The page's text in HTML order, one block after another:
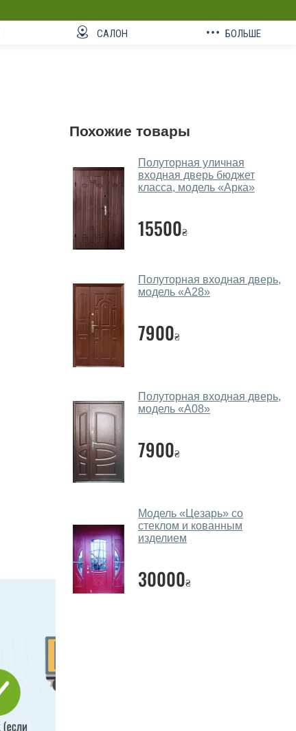
САЛОН БОЛЬШЕ
Похожие товары
Полуторная уличная
входная дверь бюджет
класса, модель «Арка»
15500₴
Полуторная входная дверь,
модель «А28»
7900₴
Полуторная входная дверь,
модель «А08»
7900₴
Модель «Цезарь» со
стеклом и кованным
изделием
30000₴